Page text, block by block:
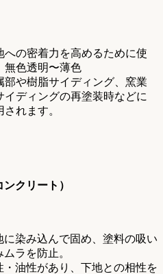
への密着力を高めるために使
無色透明〜薄色
部や樹脂サイディング、窯業
イディングの再塗装時などに
されます。
クリート）
に染み込んで固め、塗料の吸い
ムラを防止。
・油性があり、下地との相性を